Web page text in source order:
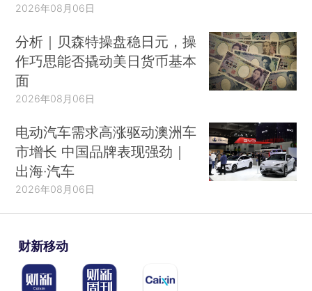
2026年08月06日
分析｜贝森特操盘稳日元，操
作巧思能否撬动美日货币基本
面
2026年08月06日
电动汽车需求高涨驱动澳洲车
市增长 中国品牌表现强劲｜
出海·汽车
2026年08月06日
财新移动